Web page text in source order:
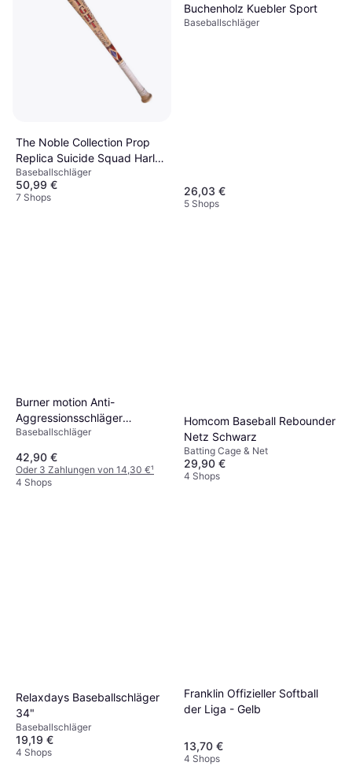
The Noble Collection Prop
Replica Suicide Squad Harley
Quinn Baseball Bat
Baseballschläger
50,99 €
7 Shops
Buchenholz Kuebler Sport
Baseballschläger
26,03 €
5 Shops
Burner motion Anti-
Aggressionsschläger
Gladiators Bats
Baseballschläger
42,90 €
Oder 3 Zahlungen von 14,30 €¹
4 Shops
Homcom Baseball Rebounder
Netz Schwarz
Batting Cage & Net
29,90 €
4 Shops
Relaxdays Baseballschläger
34"
Baseballschläger
19,19 €
4 Shops
Franklin Offizieller Softball
der Liga - Gelb
13,70 €
4 Shops